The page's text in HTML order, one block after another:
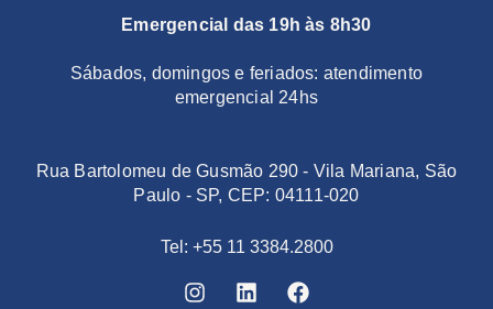
Emergencial das 19h às 8h30
Sábados, domingos e feriados: atendimento
emergencial 24hs
Rua Bartolomeu de Gusmão 290 - Vila Mariana, São
Paulo - SP, CEP: 04111-020
Tel: +55 11 3384.2800